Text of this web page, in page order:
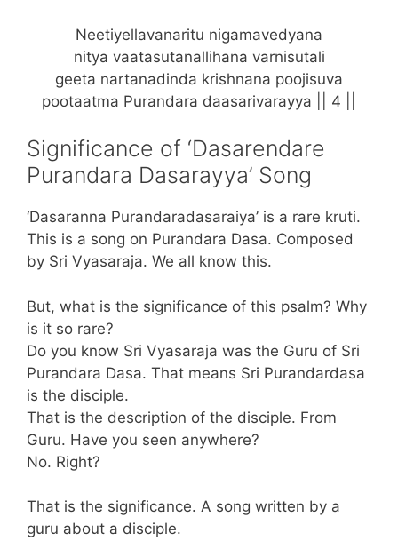
Neetiyellavanaritu nigamavedyana
nitya vaatasutanallihana varnisutali
geeta nartanadinda krishnana poojisuva
pootaatma Purandara daasarivarayya || 4 ||
Significance of ‘Dasarendare
Purandara Dasarayya’ Song
‘Dasaranna Purandaradasaraiya’ is a rare kruti.
This is a song on Purandara Dasa. Composed
by Sri Vyasaraja. We all know this.
But, what is the significance of this psalm? Why
is it so rare?
Do you know Sri Vyasaraja was the Guru of Sri
Purandara Dasa. That means Sri Purandardasa
is the disciple.
That is the description of the disciple. From
Guru. Have you seen anywhere?
No. Right?
That is the significance. A song written by a
guru about a disciple.